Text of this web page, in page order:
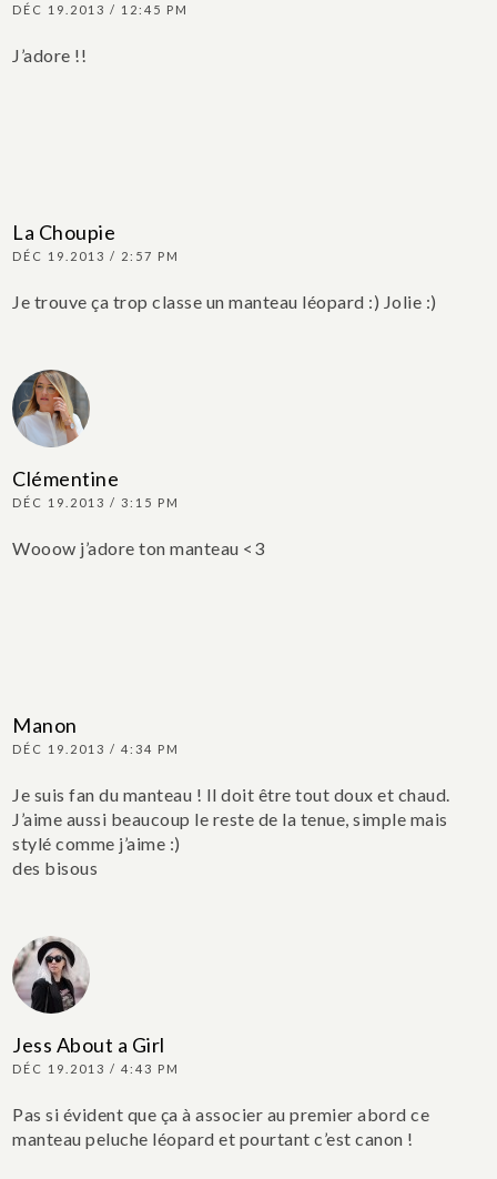
DÉC 19.2013 / 12:45 PM
J’adore !!
La Choupie
DÉC 19.2013 / 2:57 PM
Je trouve ça trop classe un manteau léopard :) Jolie :)
Clémentine
DÉC 19.2013 / 3:15 PM
Wooow j’adore ton manteau <3
Manon
DÉC 19.2013 / 4:34 PM
Je suis fan du manteau ! Il doit être tout doux et chaud.
J’aime aussi beaucoup le reste de la tenue, simple mais
stylé comme j’aime :)
des bisous
Jess About a Girl
DÉC 19.2013 / 4:43 PM
Pas si évident que ça à associer au premier abord ce
manteau peluche léopard et pourtant c’est canon !